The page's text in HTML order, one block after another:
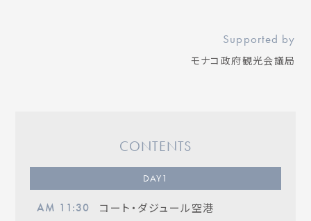
Supported by
モナコ政府観光会議局
CONTENTS
DAY1
AM 11:30 コート・ダジュール空港